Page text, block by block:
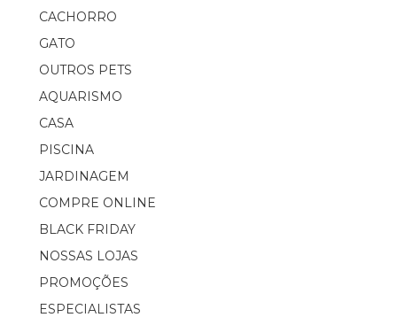
CACHORRO
GATO
OUTROS PETS
AQUARISMO
CASA
PISCINA
JARDINAGEM
COMPRE ONLINE
BLACK FRIDAY
NOSSAS LOJAS
PROMOÇÕES
ESPECIALISTAS